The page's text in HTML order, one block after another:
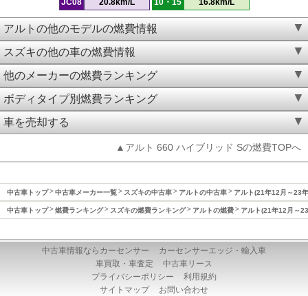
アルトの他のモデルの燃費情報
スズキの他の車の燃費情報
他のメーカーの燃費ランキング
ボディタイプ別燃費ランキング
車を売却する
▲アルト 660 ハイブリッド Sの燃費TOPへ
中古車トップ 中古車メーカー一覧 スズキの中古車 アルトの中古車 アルト(21年12月～23
中古車トップ 燃費ランキング スズキの燃費ランキング アルトの燃費 アルト(21年12月～
中古車情報ならカーセンサー
カーセンサーエッジ・輸入車
車買取・車査定
中古車リース
プライバシーポリシー
利用規約
サイトマップ
お問い合わせ